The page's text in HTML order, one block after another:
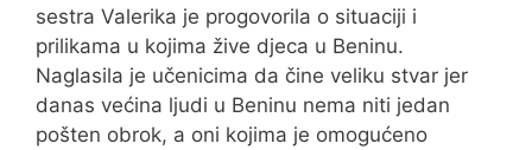
sestra Valerika je progovorila o situaciji i
prilikama u kojima žive djeca u Beninu.
Naglasila je učenicima da čine veliku stvar jer
danas većina ljudi u Beninu nema niti jedan
pošten obrok, a oni kojima je omogućeno